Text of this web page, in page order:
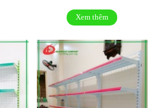
Xem thêm